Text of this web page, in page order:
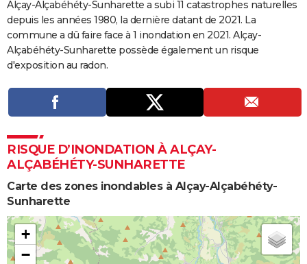
COPAINS D'AVANT
S'inscrire
Se connecter
Lycées
Collèges
Primaires
Universités
Entreprises
Service militaire
Avis de recherche
FORUM
Alçay-Alçabéhéty-Sunharette a subi 11 catastrophes naturelles
depuis les années 1980, la dernière datant de 2021. La
commune a dû faire face à 1 inondation en 2021. Alçay-
Alçabéhéty-Sunharette possède également un risque
d'exposition au radon.
RISQUE D’INONDATION À ALÇAY-
ALÇABÉHÉTY-SUNHARETTE
Carte des zones inondables à Alçay-Alçabéhéty-
Sunharette
+
−